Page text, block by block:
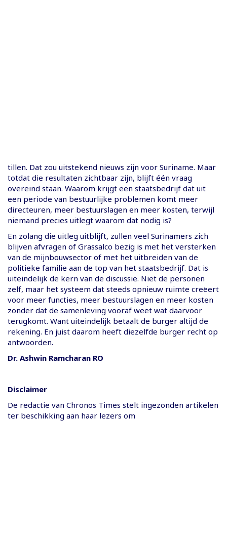
tillen. Dat zou uitstekend nieuws zijn voor Suriname. Maar
totdat die resultaten zichtbaar zijn, blijft één vraag
overeind staan. Waarom krijgt een staatsbedrijf dat uit
een periode van bestuurlijke problemen komt meer
directeuren, meer bestuurslagen en meer kosten, terwijl
niemand precies uitlegt waarom dat nodig is?
En zolang die uitleg uitblijft, zullen veel Surinamers zich
blijven afvragen of Grassalco bezig is met het versterken
van de mijnbouwsector of met het uitbreiden van de
politieke familie aan de top van het staatsbedrijf. Dat is
uiteindelijk de kern van de discussie. Niet de personen
zelf, maar het systeem dat steeds opnieuw ruimte creëert
voor meer functies, meer bestuurslagen en meer kosten
zonder dat de samenleving vooraf weet wat daarvoor
terugkomt. Want uiteindelijk betaalt de burger altijd de
rekening. En juist daarom heeft diezelfde burger recht op
antwoorden.
Dr. Ashwin Ramcharan RO
Disclaimer
De redactie van Chronos Times stelt ingezonden artikelen
ter beschikking aan haar lezers om